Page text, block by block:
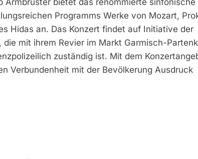
Eingriffs In Den Bahnverkehr
Programms Werke von Mozart,
Hidas an. Das Konzert findet auf Initiative der
mit ihrem Revier im Markt Garmisch-
zuständig ist. Mit dem
Verbundenheit mit der Bevölkerung Ausdruck